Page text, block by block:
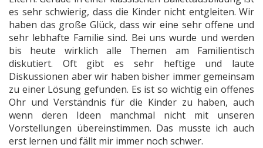
es sehr schwierig, dass die Kinder nicht entgleiten. Wir
haben das große Glück, dass wir eine sehr offene und
sehr lebhafte Familie sind. Bei uns wurde und werden
bis heute wirklich alle Themen am Familientisch
diskutiert. Oft gibt es sehr heftige und laute
Diskussionen aber wir haben bisher immer gemeinsam
zu einer Lösung gefunden. Es ist so wichtig ein offenes
Ohr und Verständnis für die Kinder zu haben, auch
wenn deren Ideen manchmal nicht mit unseren
Vorstellungen übereinstimmen. Das musste ich auch
erst lernen und fällt mir immer noch schwer.